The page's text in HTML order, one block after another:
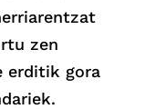
zen
erditik gora